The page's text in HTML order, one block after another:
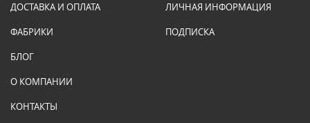
ДОСТАВКА И ОПЛАТА
ФАБРИКИ
БЛОГ
О КОМПАНИИ
КОНТАКТЫ
ЛИЧНАЯ ИНФОРМАЦИЯ
ПОДПИСКА